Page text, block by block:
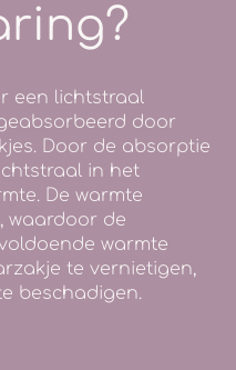
een lichtstraal
door
Door de absorptie
in het
De warmte
waardoor de
warmte
te vernietigen,
beschadigen.